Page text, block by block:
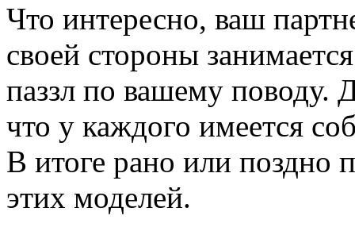
Что интересно, ваш
своей стороны
паззл по вашему поводу.
что у каждого имеется
В итоге рано или поздно
этих моделей.